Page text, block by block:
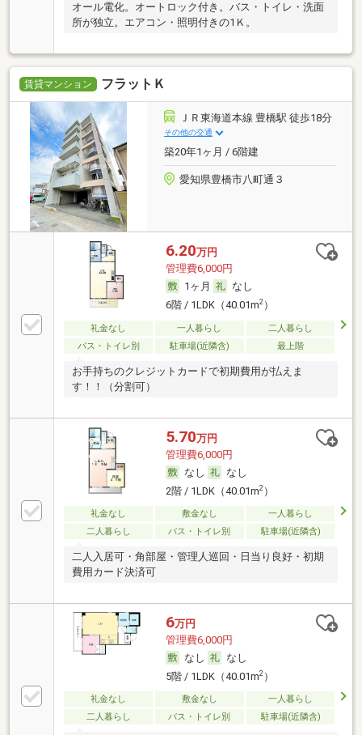
オール電化。オートロック付き。バス・トイレ・洗面
所が独立。エアコン・照明付きの1Ｋ。
賃貸マンション フラットＫ
ＪＲ東海道本線 豊橋駅 徒歩18分
その他の交通
築20年1ヶ月 / 6階建
愛知県豊橋市八町通３
6.20万円
管理費6,000円
1ヶ月
なし
6階 / 1LDK（40.01m2）
礼金なし 一人暮らし
二人暮らし
バス・トイレ別
駐車場(近隣含) 最上階
お手持ちのクレジットカードで初期費用が払えま
す！！（分割可）
5.70万円
管理費6,000円
なし
なし
2階 / 1LDK（40.01m2）
礼金なし 敷金なし
一人暮らし
二人暮らし
バス・トイレ別 駐車場(近隣含)
二人入居可・角部屋・管理人巡回・日当り良好・初期
費用カード決済可
6万円
管理費6,000円
なし
なし
5階 / 1LDK（40.01m2）
礼金なし 敷金なし
一人暮らし
二人暮らし
バス・トイレ別 駐車場(近隣含)